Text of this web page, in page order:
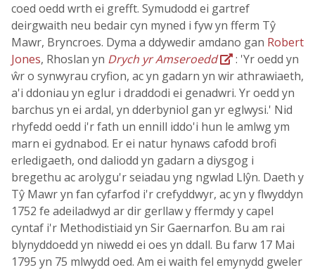
coed oedd wrth ei grefft. Symudodd ei gartref
deirgwaith neu bedair cyn myned i fyw yn fferm Tŷ
Mawr, Bryncroes. Dyma a ddywedir amdano gan Robert
Jones, Rhoslan yn Drych yr Amseroedd
: 'Yr oedd yn
ŵr o synwyrau cryfion, ac yn gadarn yn wir athrawiaeth,
a'i ddoniau yn eglur i draddodi ei genadwri. Yr oedd yn
barchus yn ei ardal, yn dderbyniol gan yr eglwysi.' Nid
rhyfedd oedd i'r fath un ennill iddo'i hun le amlwg ym
marn ei gydnabod. Er ei natur hynaws cafodd brofi
erledigaeth, ond daliodd yn gadarn a diysgog i
bregethu ac arolygu'r seiadau yng ngwlad Llŷn. Daeth y
Tŷ Mawr yn fan cyfarfod i'r crefyddwyr, ac yn y flwyddyn
1752 fe adeiladwyd ar dir gerllaw y ffermdy y capel
cyntaf i'r Methodistiaid yn Sir Gaernarfon. Bu am rai
blynyddoedd yn niwedd ei oes yn ddall. Bu farw 17 Mai
1795 yn 75 mlwydd oed. Am ei waith fel emynydd gweler